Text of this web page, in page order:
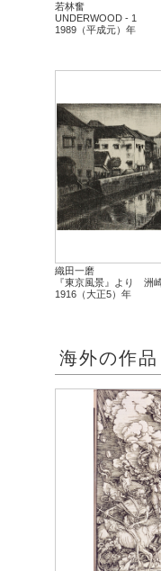
若林奮
UNDERWOOD - 1
1989（平成元）年
織田一磨
『東京風景』より 洲
1916（大正5）年
海外の作品